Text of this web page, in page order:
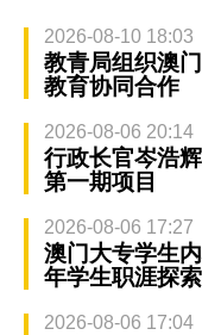
2026-08-10 18:03
教青局组织澳
教育协同合作
2026-08-06 20:14
行政长官岑浩
第一期项目
2026-08-06 17:27
澳门大专学生
年学生职涯探索
2026-08-06 17:04